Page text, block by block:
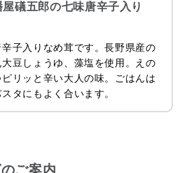
礒五郎の七味唐辛子入り
子入りなめ茸です。長野県産の
豆しょうゆ、藻塩を使用。えの
リッと辛い大人の味。ごはんは
タにもよく合います。
ご案内